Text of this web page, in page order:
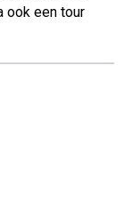
ook een tour